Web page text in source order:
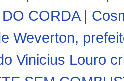
CORDA |
Weverton,
Vinicius Louro